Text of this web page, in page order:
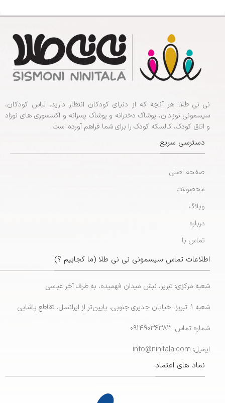
نی نی طلا، هر آنچه که از دنیای کودکان انتظار دارید. لباس کودکان،
سیسمونی نوزادان، پوشاک دخترانه و پوشاک پسرانه و اکسسوری های نوزاد
و اتاق کودک، کالسکه کودک را برای شما فراهم آورده است.
دسترسی سریع
صفحه اصلی
محصولات
وبلاگ
درباره
تماس با
اطلاعات تماس سیسمونی نی نی طلا (ما کجاییم ؟)
شعبه مرکزی: تبریز، نبش میدان فهمیده، به طرف آخر عباسی
شعبه 1: تبریز، خیابان جدیری جنوبی، پایین‌تر از ایرانسل، تقاطع پاشایی
شماره تماس: 09149036383
ایمیل: info@ninitala.com
نماد های اعتماد